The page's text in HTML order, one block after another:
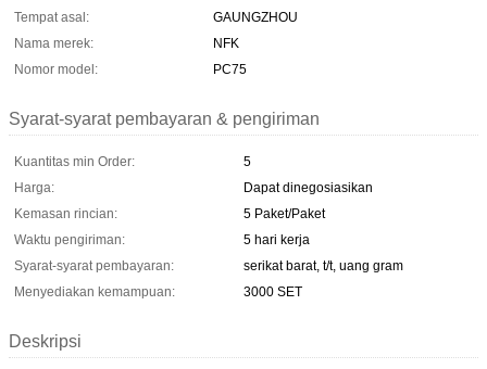
Tempat asal:
GAUNGZHOU
Nama merek:
NFK
Nomor model:
PC75
Syarat-syarat pembayaran & pengiriman
Kuantitas min Order:
5
Harga:
Dapat dinegosiasikan
Kemasan rincian:
5 Paket/Paket
Waktu pengiriman:
5 hari kerja
Syarat-syarat pembayaran:
serikat barat, t/t, uang gram
Menyediakan kemampuan:
3000 SET
Deskripsi